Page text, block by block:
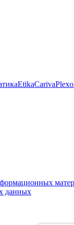
EtikaCarivaPlexo
данных